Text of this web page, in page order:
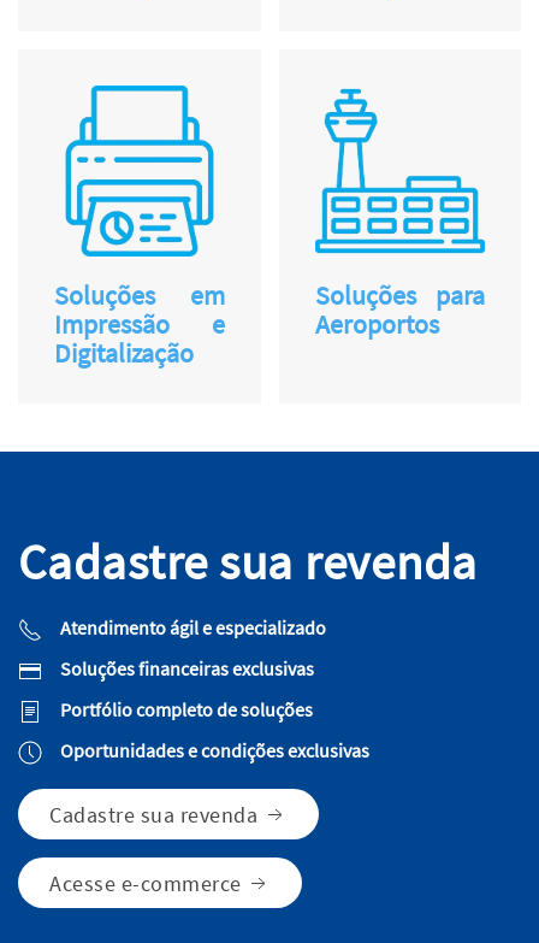
Soluções em
Impressão e
Digitalização
Soluções para
Aeroportos
Cadastre sua revenda
Atendimento ágil e especializado
Soluções financeiras exclusivas
Portfólio completo de soluções
Oportunidades e condições exclusivas
Cadastre sua revenda
Acesse e-commerce